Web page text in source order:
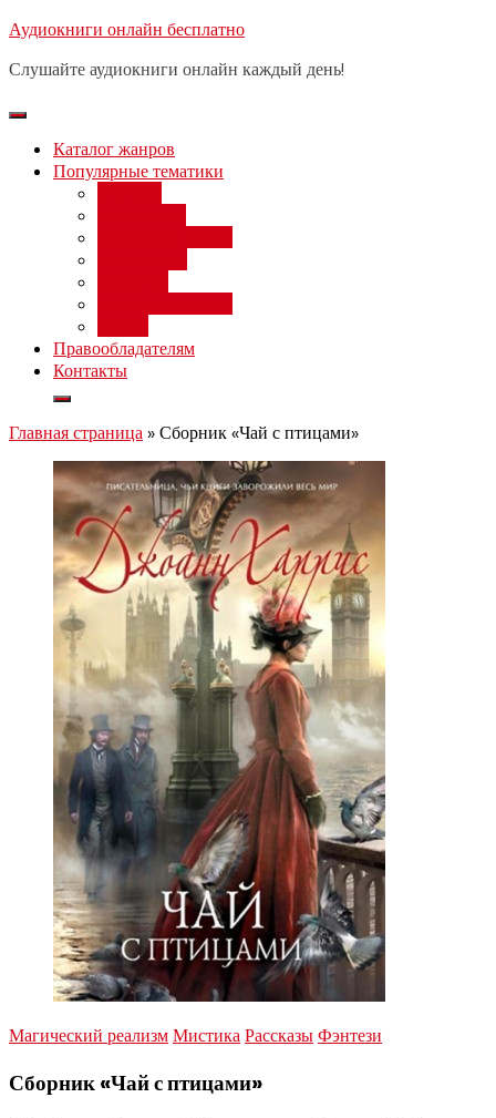
Перейти
содержимому
Аудиокниги онлайн бесплатно
Слушайте аудиокниги онлайн каждый день!
Каталог жанров
Популярные тематики
Правообладателям
Контакты
Главная страница » Сборник «Чай с птицами»
Магический реализм Мистика Рассказы Фэнтези
Сборник «Чай с птицами»
Бесплатный вебинар: заработок
день